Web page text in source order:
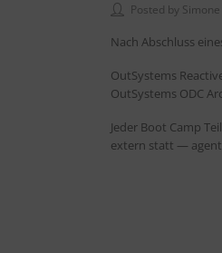
Posted by
Nach Abschluss
OutSystems
OutSystems ODC
Jeder Boot Camp
extern statt —